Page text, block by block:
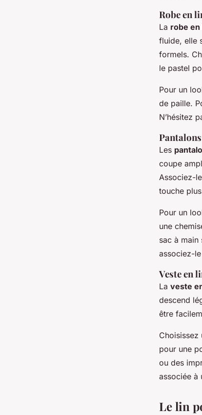
Robe en
La robe en
fluide, elle
formels.
le pastel
Pour un
de paille.
N’hésitez
Les
coupe
Associez-
touche
Pour un
une
sac à main
associez-
Veste en
La veste
descend
être
Choisissez
pour une
ou des
associée à
Le lin